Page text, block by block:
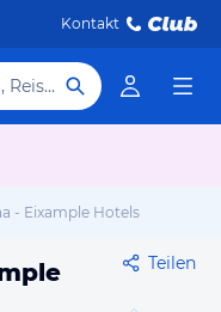
Kontakt
Hotel, Reiseziel
- Eixample Hotels
Teilen